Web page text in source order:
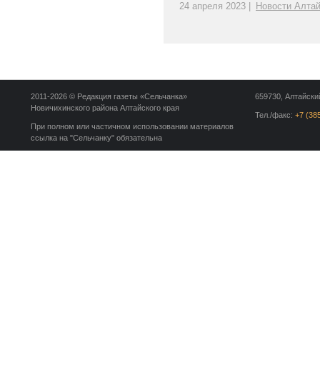
24 апреля 2023 | Новости
659730,
Тел./факс: +7
2011-2026 © Редакция газеты «Сельчанка»
Новичихинского района Алтайского края
При полном или частичном использовании материалов
ссылка на "Сельчанку" обязательна